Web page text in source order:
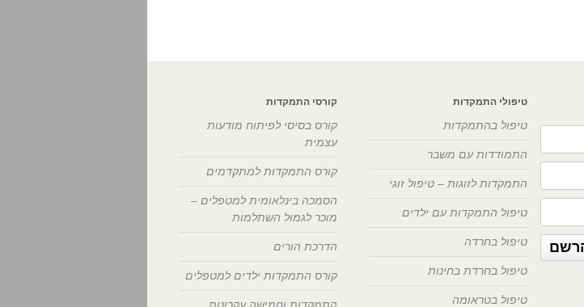
קורסי התמקדות
קורס בסיסי לפיתוח מודעות
עצמית
קורס התמקדות למתקדמים
הסמכה בינלאומית למטפלים –
מוכר לגמול השתלמות
הדרכת הורים
קורס התמקדות ילדים למטפלים
טיפולי התמקדות
טיפול בהתמקדות
התמודדות עם משבר
התמקדות לזוגות – טיפול זוגי
טיפול התמקדות עם ילדים
טיפול בחרדה
טיפול בחרדת בחינות
טיפול בטראומה